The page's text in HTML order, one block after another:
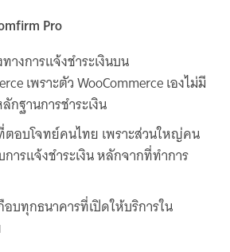
Pro
างการแจ้งชำระเงินบน
เพราะตัว WooCommerce เองไม่มี
กฐานการชำระเงิน
ตอบโจทย์คนไทย เพราะส่วนใหญ่คน
ารแจ้งชำระเงิน หลักจากที่ทำการ
บทุกธนาคารที่เปิดให้บริการใน